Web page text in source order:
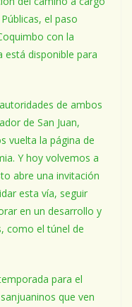
el paso
con la
está disponible para
de ambos
de San Juan,
vuelta la página de
Y hoy volvemos a
abre una invitación
esta vía, seguir
en un desarrollo y
como el túnel de
para el
que ven